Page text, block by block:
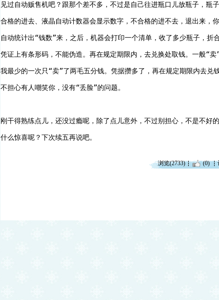
见过自动贩售机吧？跟那个差不多，不过是自己往进瓶口儿放瓶子，瓶
合格的进去、液晶自动计数器会显示数字，不合格的进不去，退出来，
自动统计出“钱数”来，之后，机器会打印一个清单，收了多少瓶子，折
凭证上有条形码，不能伪造。再在规定期限内，去兑换处取钱。一般“
我最少的一次只“卖”了两毛五分钱。凭据攒多了，再在规定期限内去兑
不担心有人嘲笑你，没有“丢脸”的问题。
刚干得熟练点儿，还没过瘾呢，除了点儿意外，不过别担心，不是不好
什么惊喜呢？下次续五再说吧。
浏览(2733) (0)